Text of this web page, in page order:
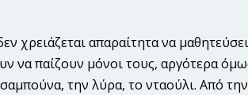
χρειάζεται απαραίτητα να
να παίζουν μόνοι τους, αργότερα
την λύρα, το νταούλι. Από